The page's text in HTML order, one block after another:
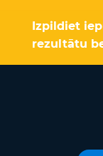
Izpildiet
rezultātu